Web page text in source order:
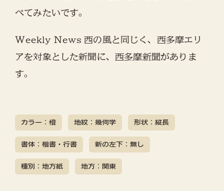
べてみたいです。
Weekly News 西の風と同じく、西多摩エリ
アを対象とした新聞に、西多摩新聞がありま
す。
カラー：橙 地紋：幾何学 形状：縦長
書体：楷書・行書 新の左下：無し
種別：地方紙 地方：関東